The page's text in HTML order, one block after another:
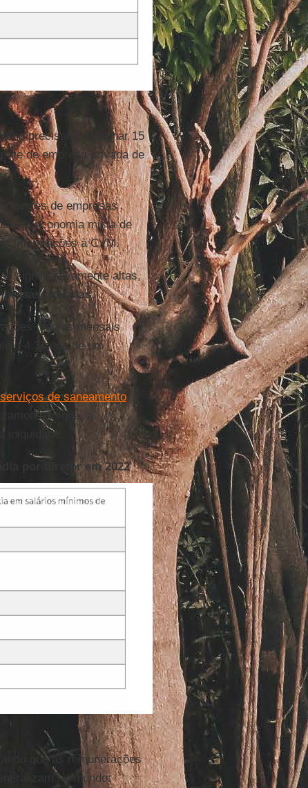
precisaria trabalhar 15
de empresa privada de
de empresas
de economia mista de
informações à CVM.
significativamente altas,
privadas.
médias mensais
a 4,3 anos de um
de saneamento
iníqua, a
por diretor em 2022
que as remunerações
no mundo: